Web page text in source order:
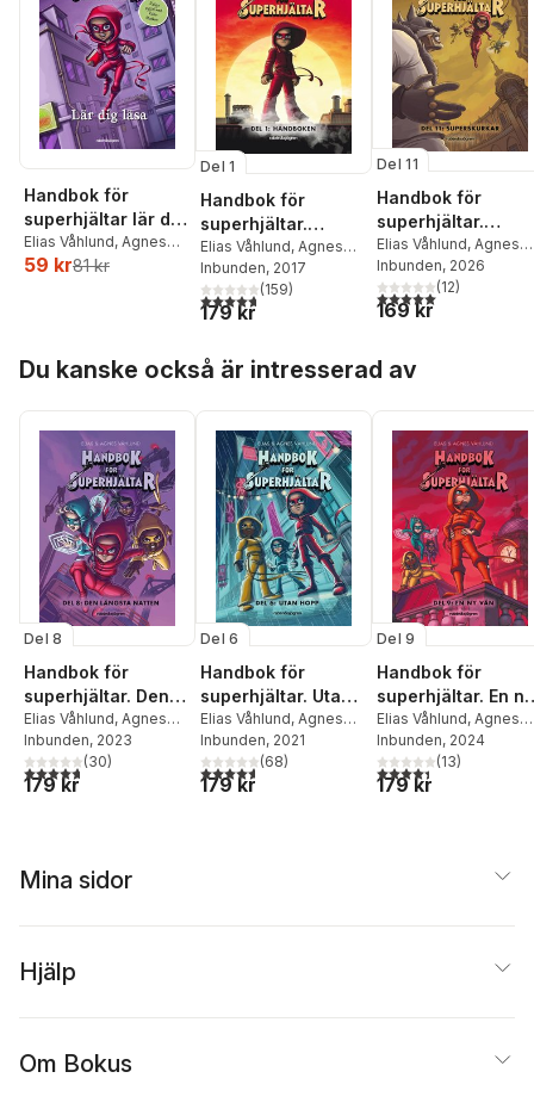
Handbok för
superhjältar lär dig
läsa
Elias Våhlund, Agnes
Våhlund
59 kr81 kr
Del 1
Handbok för
superhjältar.
Handboken
Elias Våhlund, Agnes
Våhlund
Inbunden, 2017
4,7utav 5 stjärnor. Totalt antal röster:
(159)
179 kr
Del 11
Handbok för
superhjältar.
Superskurkar
Elias Våhlund, Agnes
Våhlund
Inbunden, 2026
5,0utav 5 stjärnor.
(12)
169 kr
Du kanske också är intresserad av
Del 8
Handbok för
superhjältar. Den
längsta natten
Elias Våhlund, Agnes
Våhlund
Inbunden, 2023
4,7utav 5 stjärnor. Totalt antal röster:
(30)
179 kr
Del 6
Handbok för
superhjältar. Utan
hopp
Elias Våhlund, Agnes
Våhlund
Inbunden, 2021
4,6utav 5 stjärnor. Totalt antal röster:
(68)
179 kr
Del 9
Handbok för
superhjältar. En ny
vän
Elias Våhlund, Agnes
Våhlund
Inbunden, 2024
4,4utav 5 stjärnor.
(13)
179 kr
Mina sidor
Hjälp
Om Bokus